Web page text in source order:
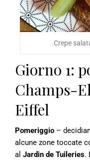
Crepe
Giorno 1:
Champs-
Eiffel
Pomeriggio –
alcune zone toccate
al Jardin de Tuileries.